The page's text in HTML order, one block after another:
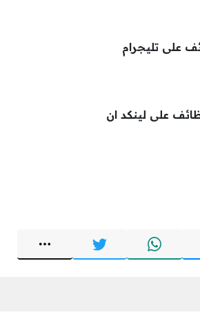
على تليجرام
على لينكد ان